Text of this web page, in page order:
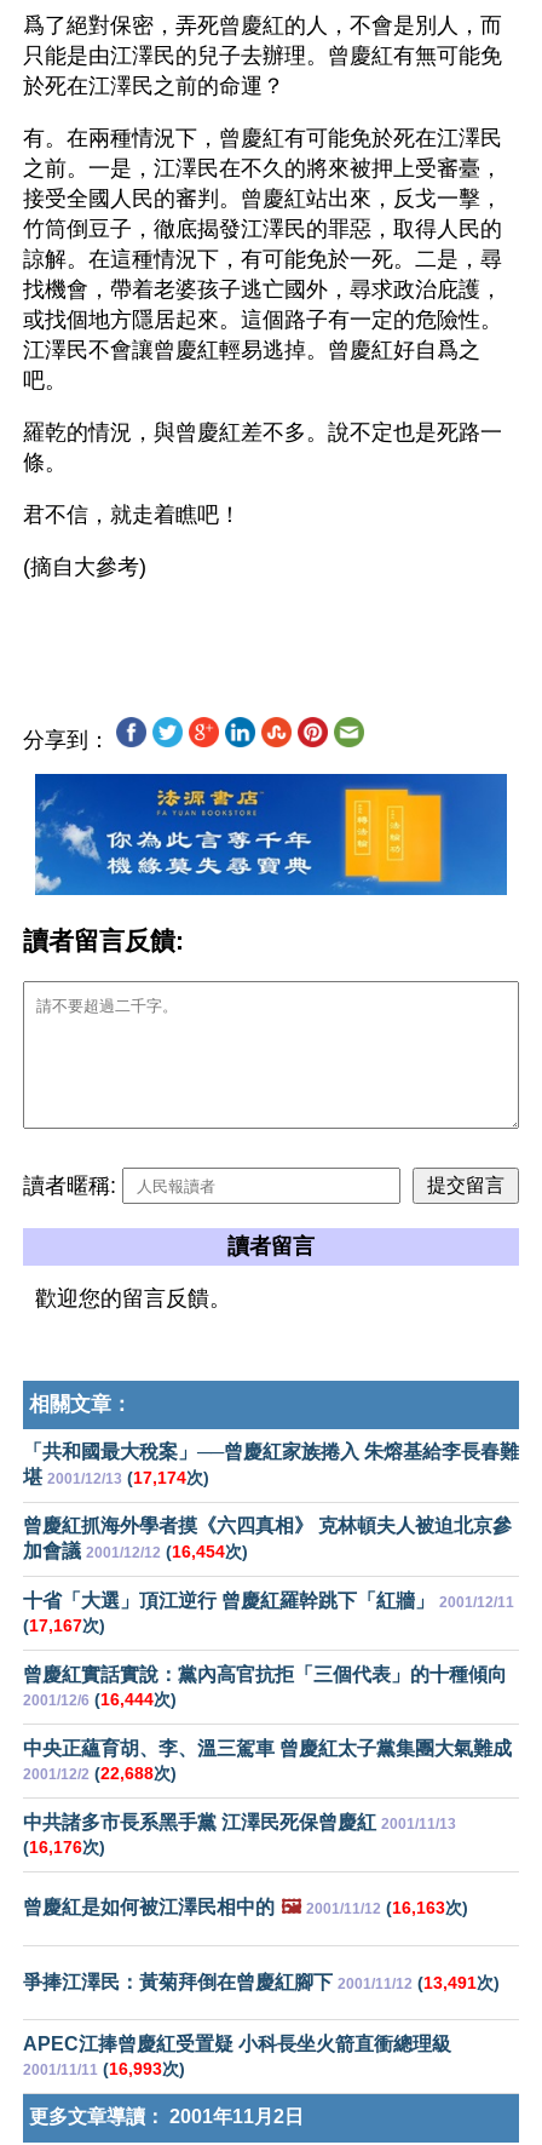
爲了絕對保密，弄死曾慶紅的人，不會是別人，而
只能是由江澤民的兒子去辦理。曾慶紅有無可能免
於死在江澤民之前的命運？
有。在兩種情況下，曾慶紅有可能免於死在江澤民
之前。一是，江澤民在不久的將來被押上受審臺，
接受全國人民的審判。曾慶紅站出來，反戈一擊，
竹筒倒豆子，徹底揭發江澤民的罪惡，取得人民的
諒解。在這種情況下，有可能免於一死。二是，尋
找機會，帶着老婆孩子逃亡國外，尋求政治庇護，
或找個地方隱居起來。這個路子有一定的危險性。
江澤民不會讓曾慶紅輕易逃掉。曾慶紅好自爲之
吧。
羅乾的情況，與曾慶紅差不多。說不定也是死路一
條。
君不信，就走着瞧吧！
(摘自大參考)
分享到：
讀者留言反饋:
讀者暱稱:
讀者留言
歡迎您的留言反饋。
相關文章：
「共和國最大稅案」──曾慶紅家族捲入 朱熔基給李長春難
堪 2001/12/13 (17,174次)
曾慶紅抓海外學者摸《六四真相》 克林頓夫人被迫北京參
加會議 2001/12/12 (16,454次)
十省「大選」頂江逆行 曾慶紅羅幹跳下「紅牆」 2001/12/11
(17,167次)
曾慶紅實話實說：黨內高官抗拒「三個代表」的十種傾向
2001/12/6 (16,444次)
中央正蘊育胡、李、溫三駕車 曾慶紅太子黨集團大氣難成
2001/12/2 (22,688次)
中共諸多市長系黑手黨 江澤民死保曾慶紅 2001/11/13
(16,176次)
曾慶紅是如何被江澤民相中的 🖼️ 2001/11/12 (16,163次)
爭捧江澤民：黃菊拜倒在曾慶紅腳下 2001/11/12 (13,491次)
APEC江捧曾慶紅受置疑 小科長坐火箭直衝總理級
2001/11/11 (16,993次)
更多文章導讀： 2001年11月2日